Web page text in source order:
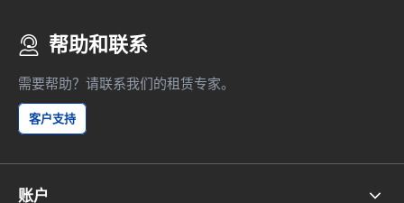
帮助和联系
需要帮助？请联系我们的租赁专家。
客户支持
账户